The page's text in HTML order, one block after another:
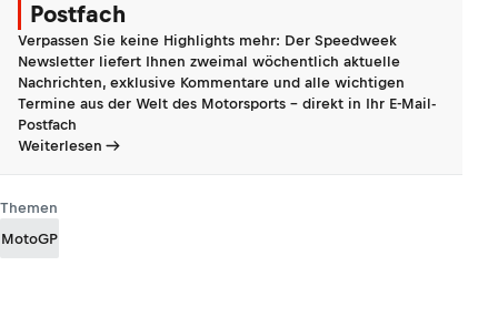
Postfach
Verpassen Sie keine Highlights mehr: Der Speedweek
Newsletter liefert Ihnen zweimal wöchentlich aktuelle
Nachrichten, exklusive Kommentare und alle wichtigen
Termine aus der Welt des Motorsports - direkt in Ihr E-Mail-
Postfach
Weiterlesen
Themen
MotoGP